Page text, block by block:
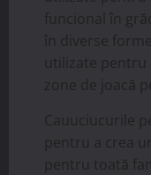
funcional în
în diverse
utilizate pentru
zone de joacă
Cauuciucurile
pentru a crea
pentru toată